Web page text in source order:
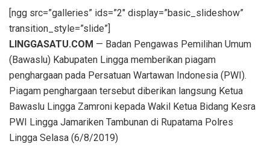
[ngg src=”galleries” ids=”2″ display=”basic_slideshow”
transition_style=”slide”]
LINGGASATU.COM — Badan Pengawas Pemilihan Umum
(Bawaslu) Kabupaten Lingga memberikan piagam
penghargaan pada Persatuan Wartawan Indonesia (PWI).
Piagam penghargaan tersebut diberikan langsung Ketua
Bawaslu Lingga Zamroni kepada Wakil Ketua Bidang Kesra
PWI Lingga Jamariken Tambunan di Rupatama Polres
Lingga Selasa (6/8/2019)